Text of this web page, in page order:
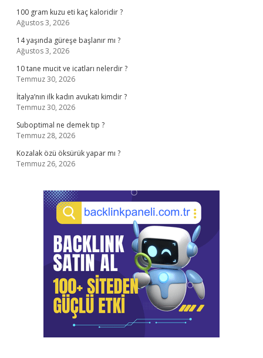
100 gram kuzu eti kaç kaloridir ?
Ağustos 3, 2026
14 yaşında güreşe başlanır mı ?
Ağustos 3, 2026
10 tane mucit ve icatları nelerdir ?
Temmuz 30, 2026
İtalya’nın ilk kadın avukatı kimdir ?
Temmuz 30, 2026
Suboptimal ne demek tıp ?
Temmuz 28, 2026
Kozalak özü öksürük yapar mı ?
Temmuz 26, 2026